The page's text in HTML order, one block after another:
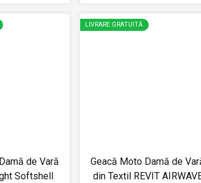
de Vară
Softshell
LIVRARE GRATUITĂ
Geacă Moto Damă de
din Textil REVIT